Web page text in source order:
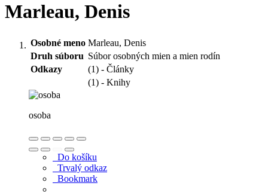
Marleau, Denis
Osobné meno Marleau, Denis
Druh súboru Súbor osobných mien a mien rodín
Odkazy
(1) - Články
(1) - Knihy
osoba
Do košíku
Trvalý odkaz
Bookmark